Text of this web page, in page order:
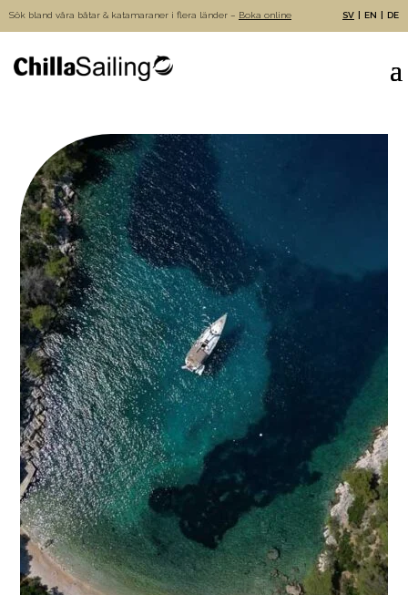
Sök bland våra båtar & katamaraner i flera länder – Boka online SV EN DE